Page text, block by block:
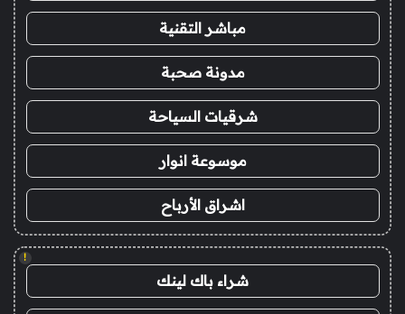
مباشر التقنية
مدونة صحبة
شرقيات السياحة
موسوعة انوار
اشراق الأرباح
!
شراء باك لينك